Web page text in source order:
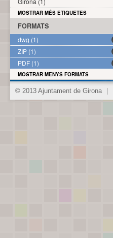
MOSTRAR MÉS ETIQUETES
FORMATS
dwg (1)
ZIP (1)
PDF (1)
MOSTRAR MENYS FORMATS
© 2013 Ajuntament de Girona